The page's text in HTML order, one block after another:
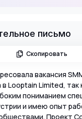
письмо
Скопировать
вакансия
Looptain Limited, так
пониманием
и имею опыт
Проект